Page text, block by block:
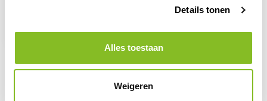
Details tonen
Alles toestaan
Weigeren
2,96